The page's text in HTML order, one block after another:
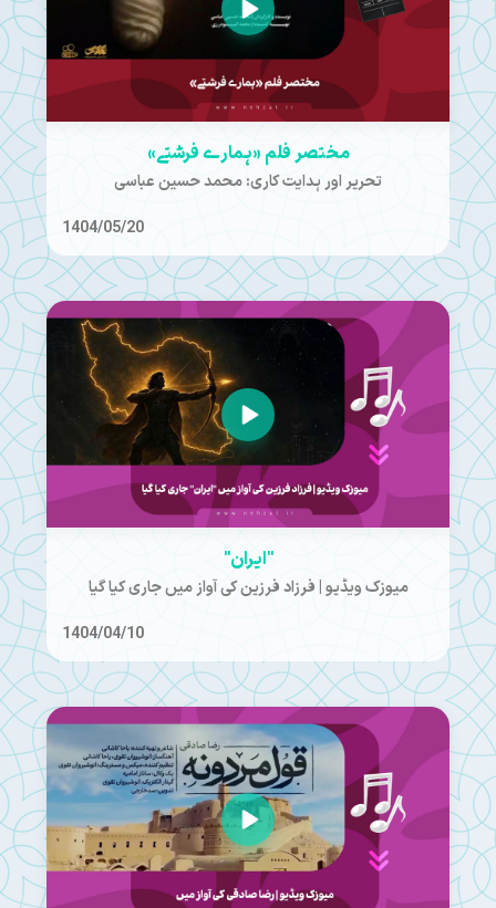
مختصر فلم «ہمارے فرشتے»
تحریر اور ہدایت کاری: محمد حسین عباسی
1404/05/20
"ایران"
میوزک ویڈیو | فرزاد فرزین کی آواز میں جاری کیا گیا
1404/04/10